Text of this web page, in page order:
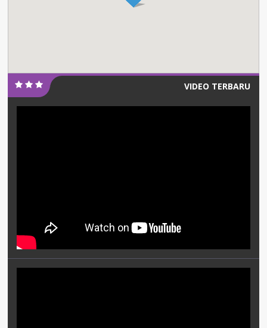
VIDEO TERBARU